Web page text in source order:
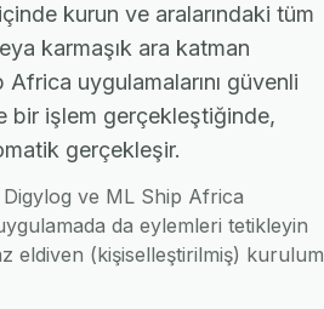
kurun ve aralarındaki tüm
karmaşık ara katman
uygulamalarını güvenli
bir işlem gerçekleştiğinde,
gerçekleşir.
ve ML Ship Africa
da eylemleri tetikleyin
eldiven (kişiselleştirilmiş) kurulum